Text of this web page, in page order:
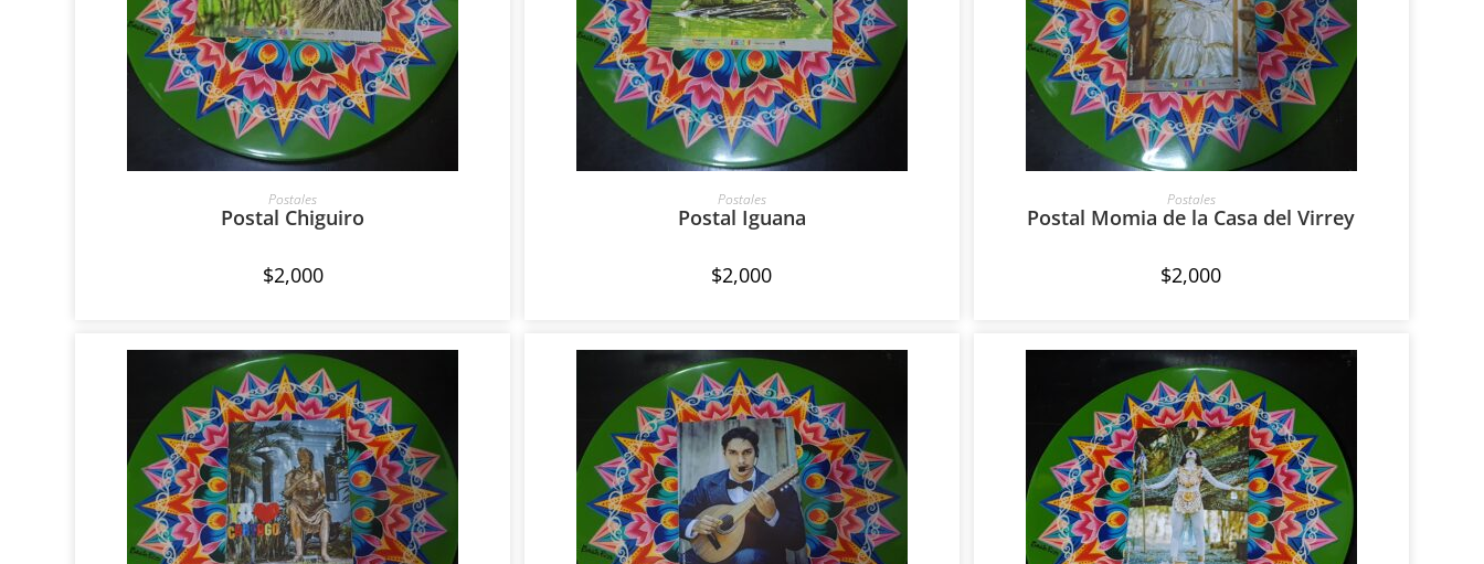
AÑADIR AL CARRITO
Postales
Postal Chiguiro
$2,000
AÑADIR AL CARRITO
Postales
Postal Iguana
$2,000
AÑADIR AL CARRITO
Postales
Postal Momia de la Casa del Virrey
$2,000